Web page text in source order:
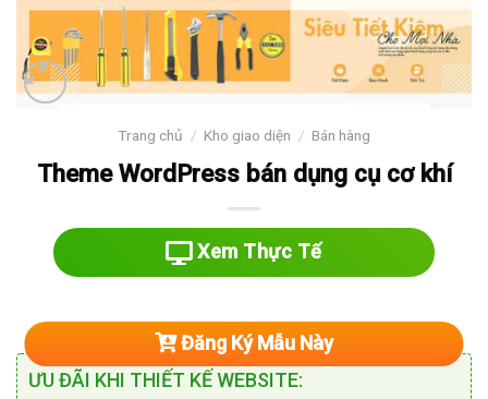
Trang chủ / Kho giao diện / Bán hàng
Theme WordPress bán dụng cụ cơ khí
Xem Thực Tế
ƯU ĐÃI KHI THIẾT KẾ WEBSITE:
Đăng Ký Mẫu Này